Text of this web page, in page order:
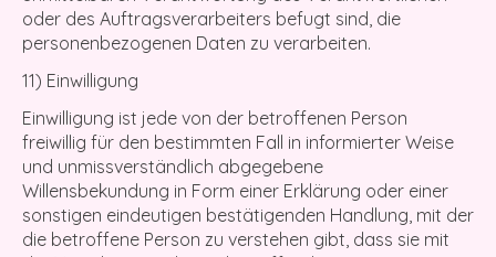
oder des Auftragsverarbeiters befugt sind, die
personenbezogenen Daten zu verarbeiten.
11) Einwilligung
Einwilligung ist jede von der betroffenen Person
freiwillig für den bestimmten Fall in informierter Weise
und unmissverständlich abgegebene
Willensbekundung in Form einer Erklärung oder einer
sonstigen eindeutigen bestätigenden Handlung, mit der
die betroffene Person zu verstehen gibt, dass sie mit